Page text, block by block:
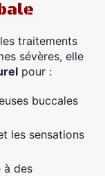
traitements
sévères, elle
pour :
buccales
les sensations
à des